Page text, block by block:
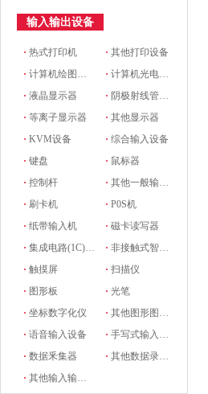
输入输出设备
·热式打印机 ·其他打印设备
·计算机绘图设备 ·计算机光电设备
·液晶显示器 · 阴极射线管显示器
·等离子显示器 ·其他显示器
·KVM设备 ·综合输入设备
·键盘 · 鼠标器
·控制杆 ·其他一般输入设备
· 刷卡机 ·P0S机
·纸带输入机 ·磁卡读写器
·集成电路(1C)卡读写器 ·非接触式智能卡读写机
·触摸屏 ·扫描仪
· 图形板 ·光笔
·坐标数字化仪 ·其他图形图像输入设备
·语音输入设备 ·手写式输入设备
·数据釆集器 ·其他数据录入设备
·其他输入输出设备